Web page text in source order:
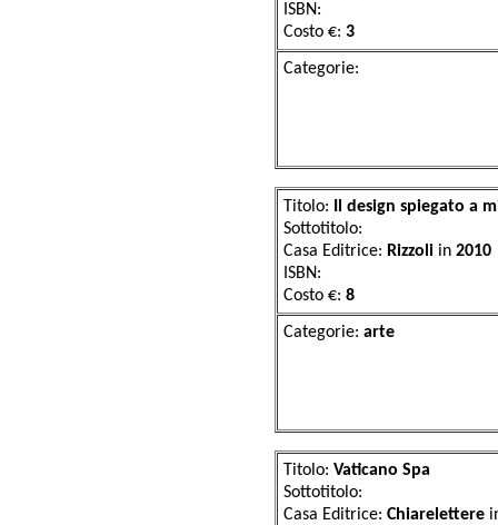
ISBN:
Costo €: 3
Titolo:
Il design spiegato a
Sottotitolo:
Casa Editrice: Rizzoli in 2010
ISBN:
Costo €: 8
Categorie:
Titolo: Vaticano Spa
Sottotitolo:
Casa Editrice: Chiarelettere